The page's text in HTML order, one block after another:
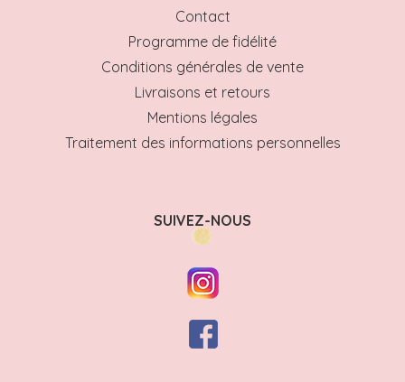
Contact
Programme de fidélité
Conditions générales de vente
Livraisons et retours
Mentions légales
Traitement des informations personnelles
SUIVEZ-NOUS